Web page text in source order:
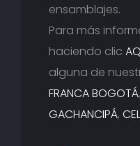
ensamblajes.
Para más
haciendo clic
alguna de
FRANCA BOGOTÁ,
GACHANCIPÁ,